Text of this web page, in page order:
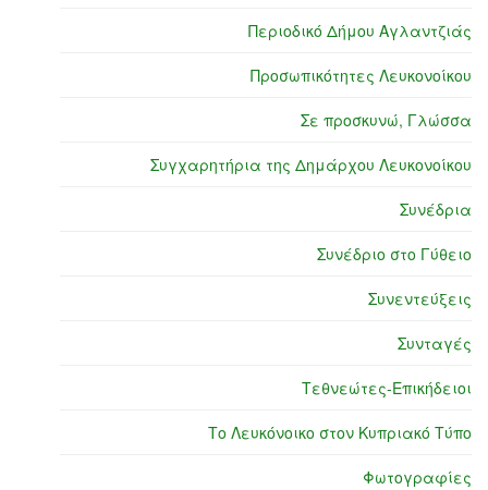
Περιοδικό Δήμου Αγλαντζιάς
Προσωπικότητες Λευκονοίκου
Σε προσκυνώ, Γλώσσα
Συγχαρητήρια της Δημάρχου Λευκονοίκου
Συνέδρια
Συνέδριο στο Γύθειο
Συνεντεύξεις
Συνταγές
Τεθνεώτες-Επικήδειοι
Το Λευκόνοικο στον Κυπριακό Τύπο
Φωτογραφίες